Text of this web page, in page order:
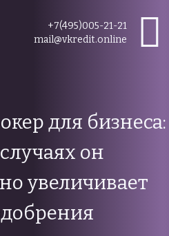
+7(495)005-21-21
mail@vkredit.online
для бизнеса:
он
увеличивает